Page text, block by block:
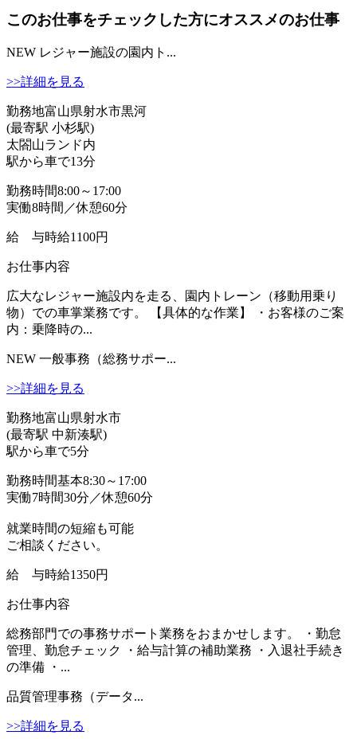
このお仕事をチェックした方にオススメのお仕事
NEW レジャー施設の園内ト...
>>詳細を見る
勤務地富山県射水市黒河
(最寄駅 小杉駅)
太閤山ランド内
駅から車で13分
勤務時間8:00～17:00
実働8時間／休憩60分
給 与時給1100円
お仕事内容
広大なレジャー施設内を走る、園内トレーン（移動用乗り
物）での車掌業務です。 【具体的な作業】 ・お客様のご案
内：乗降時の...
NEW 一般事務（総務サポー...
>>詳細を見る
勤務地富山県射水市
(最寄駅 中新湊駅)
駅から車で5分
勤務時間基本8:30～17:00
実働7時間30分／休憩60分
就業時間の短縮も可能
ご相談ください。
給 与時給1350円
お仕事内容
総務部門での事務サポート業務をおまかせします。 ・勤怠
管理、勤怠チェック ・給与計算の補助業務 ・入退社手続き
の準備 ・...
品質管理事務（データ...
>>詳細を見る